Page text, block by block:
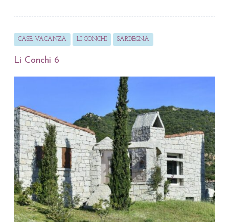
CASE VACANZA LI CONCHI SARDEGNA
Li Conchi 6